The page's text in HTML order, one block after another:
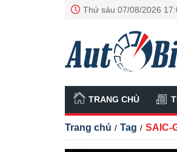
Thứ sáu 07/08/2026
TRANG CHỦ
Trang chủ / Tag / SAIC-